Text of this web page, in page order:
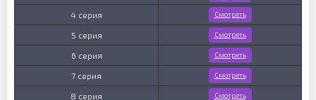
4 серия Смотреть
5 серия Смотреть
6 серия Смотреть
7 серия Смотреть
8 серия Смотреть